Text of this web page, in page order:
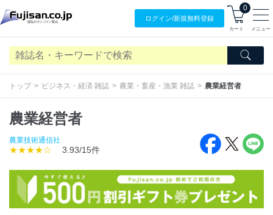
ログイン/新規無料登録
0
カート メニュー
トップ ビジネス・経済 雑誌 農業・畜産・漁業 雑誌 農業経営者
農業経営者
農業技術通信社
★★★★☆ 3.93/15件